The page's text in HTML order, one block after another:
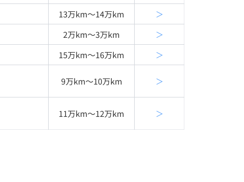
13万km〜14万km
＞
2万km〜3万km
＞
15万km〜16万km ＞
9万km〜10万km ＞
11万km〜12万km ＞